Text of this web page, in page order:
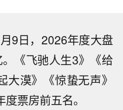
9日，2026年度大盘
《飞驰人生3》《给
漠》《惊蛰无声》
度票房前五名。